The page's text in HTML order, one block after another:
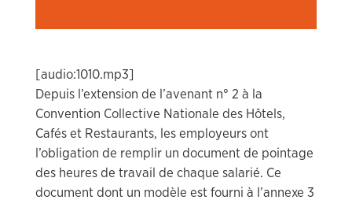
[audio:1010.mp3]
Depuis l’extension de l’avenant n° 2 à la
Convention Collective Nationale des Hôtels,
Cafés et Restaurants, les employeurs ont
l’obligation de remplir un document de pointage
des heures de travail de chaque salarié. Ce
document dont un modèle est fourni à l’annexe 3